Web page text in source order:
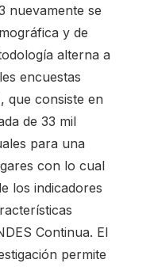
nuevamente se
y de
alterna a
encuestas
que consiste en
de 33 mil
para una
con lo cual
los indicadores
Continua. El
permite